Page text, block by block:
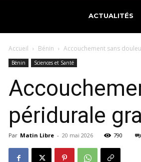
ACTUALITÉS
Accueil Bénin Accouchement sans
Bénin Sciences et Santé
péridurale
Par Matin Libre - 20 mai 2026 790